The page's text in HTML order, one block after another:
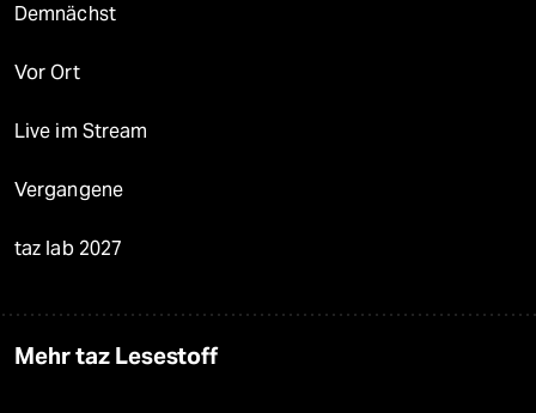
Demnächst
Vor Ort
Live im Stream
Vergangene
taz lab 2027
Mehr taz Lesestoff